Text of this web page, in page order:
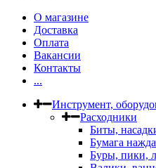
О магазине
Доставка
Оплата
Вакансии
Контакты
...
Инструмент,
Расходники
Биты,
Бумага
Буры, пики,